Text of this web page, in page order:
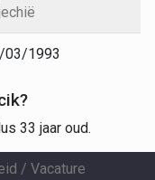
03/1993
33 jaar oud.
/ Vacature